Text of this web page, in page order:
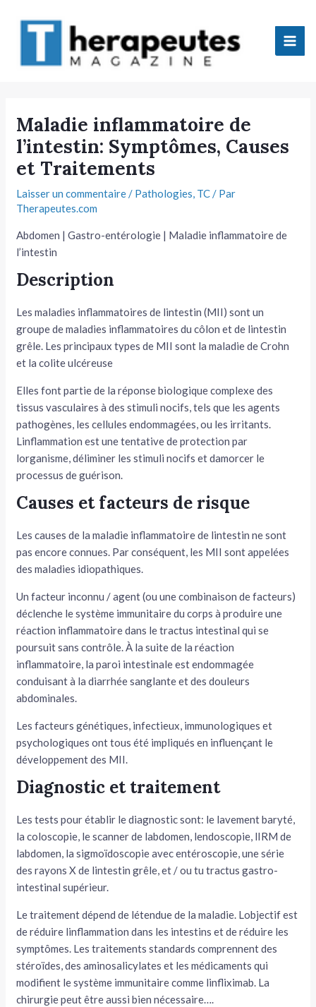
Maladie inflammatoire de
l’intestin: Symptômes, Causes
et Traitements
Laisser un commentaire/ Pathologies, TC/ Par
Therapeutes.com
Abdomen | Gastro-entérologie | Maladie inflammatoire de
l’intestin
Description
Les maladies inflammatoires de lintestin (MII) sont un
groupe de maladies inflammatoires du côlon et de lintestin
grêle. Les principaux types de MII sont la maladie de Crohn
et la colite ulcéreuse
Elles font partie de la réponse biologique complexe des
tissus vasculaires à des stimuli nocifs, tels que les agents
pathogènes, les cellules endommagées, ou les irritants.
Linflammation est une tentative de protection par
lorganisme, déliminer les stimuli nocifs et damorcer le
processus de guérison.
Causes et facteurs de risque
Les causes de la maladie inflammatoire de lintestin ne sont
pas encore connues. Par conséquent, les MII sont appelées
des maladies idiopathiques.
Un facteur inconnu / agent (ou une combinaison de facteurs)
déclenche le système immunitaire du corps à produire une
réaction inflammatoire dans le tractus intestinal qui se
poursuit sans contrôle. À la suite de la réaction
inflammatoire, la paroi intestinale est endommagée
conduisant à la diarrhée sanglante et des douleurs
abdominales.
Les facteurs génétiques, infectieux, immunologiques et
psychologiques ont tous été impliqués en influençant le
développement des MII.
Diagnostic et traitement
Les tests pour établir le diagnostic sont: le lavement baryté,
la coloscopie, le scanner de labdomen, lendoscopie, lIRM de
labdomen, la sigmoïdoscopie avec entéroscopie, une série
des rayons X de lintestin grêle, et / ou tu tractus gastro-
intestinal supérieur.
Le traitement dépend de létendue de la maladie. Lobjectif est
de réduire linflammation dans les intestins et de réduire les
symptômes. Les traitements standards comprennent des
stéroïdes, des aminosalicylates et les médicaments qui
modifient le système immunitaire comme linfliximab. La
chirurgie peut être aussi bien nécessaire….